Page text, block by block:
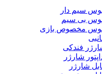
سیم دار
بی سیم
مخصوص بازی
فندکی
شارژر
شارژر